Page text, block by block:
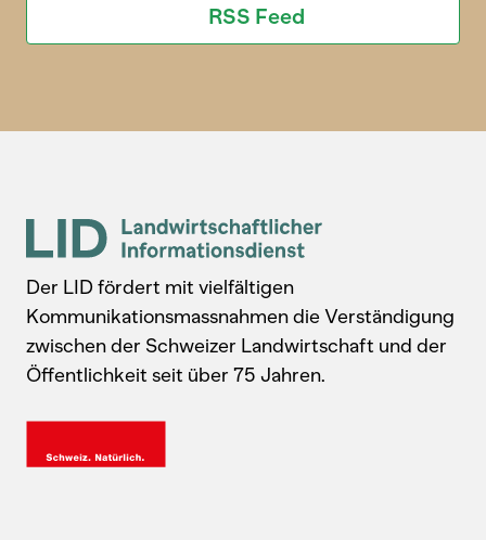
RSS Feed
Der LID fördert mit vielfältigen
Kommunikationsmassnahmen die Verständigung
zwischen der Schweizer Landwirtschaft und der
Öffentlichkeit seit über 75 Jahren.